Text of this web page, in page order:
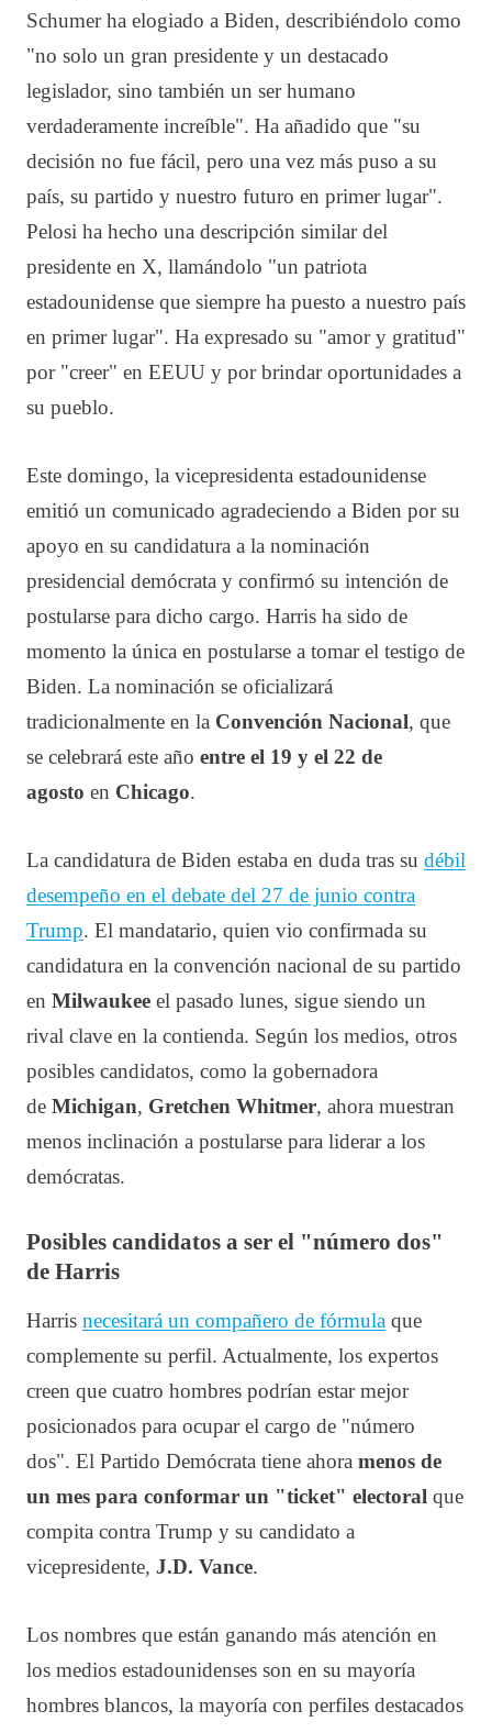
Schumer ha elogiado a Biden, describiéndolo como
"no solo un gran presidente y un destacado
legislador, sino también un ser humano
verdaderamente increíble". Ha añadido que "su
decisión no fue fácil, pero una vez más puso a su
país, su partido y nuestro futuro en primer lugar".
Pelosi ha hecho una descripción similar del
presidente en X, llamándolo "un patriota
estadounidense que siempre ha puesto a nuestro país
en primer lugar". Ha expresado su "amor y gratitud"
por "creer" en EEUU y por brindar oportunidades a
su pueblo.
Este domingo, la vicepresidenta estadounidense
emitió un comunicado agradeciendo a Biden por su
apoyo en su candidatura a la nominación
presidencial demócrata y confirmó su intención de
postularse para dicho cargo. Harris ha sido de
momento la única en postularse a tomar el testigo de
Biden. La nominación se oficializará
tradicionalmente en la Convención Nacional, que
se celebrará este año entre el 19 y el 22 de
agosto en Chicago.
La candidatura de Biden estaba en duda tras su débil
desempeño en el debate del 27 de junio contra
Trump. El mandatario, quien vio confirmada su
candidatura en la convención nacional de su partido
en Milwaukee el pasado lunes, sigue siendo un
rival clave en la contienda. Según los medios, otros
posibles candidatos, como la gobernadora
de Michigan, Gretchen Whitmer, ahora muestran
menos inclinación a postularse para liderar a los
demócratas.
Posibles candidatos a ser el "número dos"
de Harris
Harris necesitará un compañero de fórmula que
complemente su perfil. Actualmente, los expertos
creen que cuatro hombres podrían estar mejor
posicionados para ocupar el cargo de "número
dos". El Partido Demócrata tiene ahora menos de
un mes para conformar un "ticket" electoral que
compita contra Trump y su candidato a
vicepresidente, J.D. Vance.
Los nombres que están ganando más atención en
los medios estadounidenses son en su mayoría
hombres blancos, la mayoría con perfiles destacados